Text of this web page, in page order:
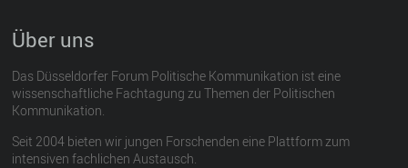
Über uns
Das Düsseldorfer Forum Politische Kommunikation ist eine
wissenschaftliche Fachtagung zu Themen der Politischen
Kommunikation.
Seit 2004 bieten wir jungen Forschenden eine Plattform zum
intensiven fachlichen Austausch.